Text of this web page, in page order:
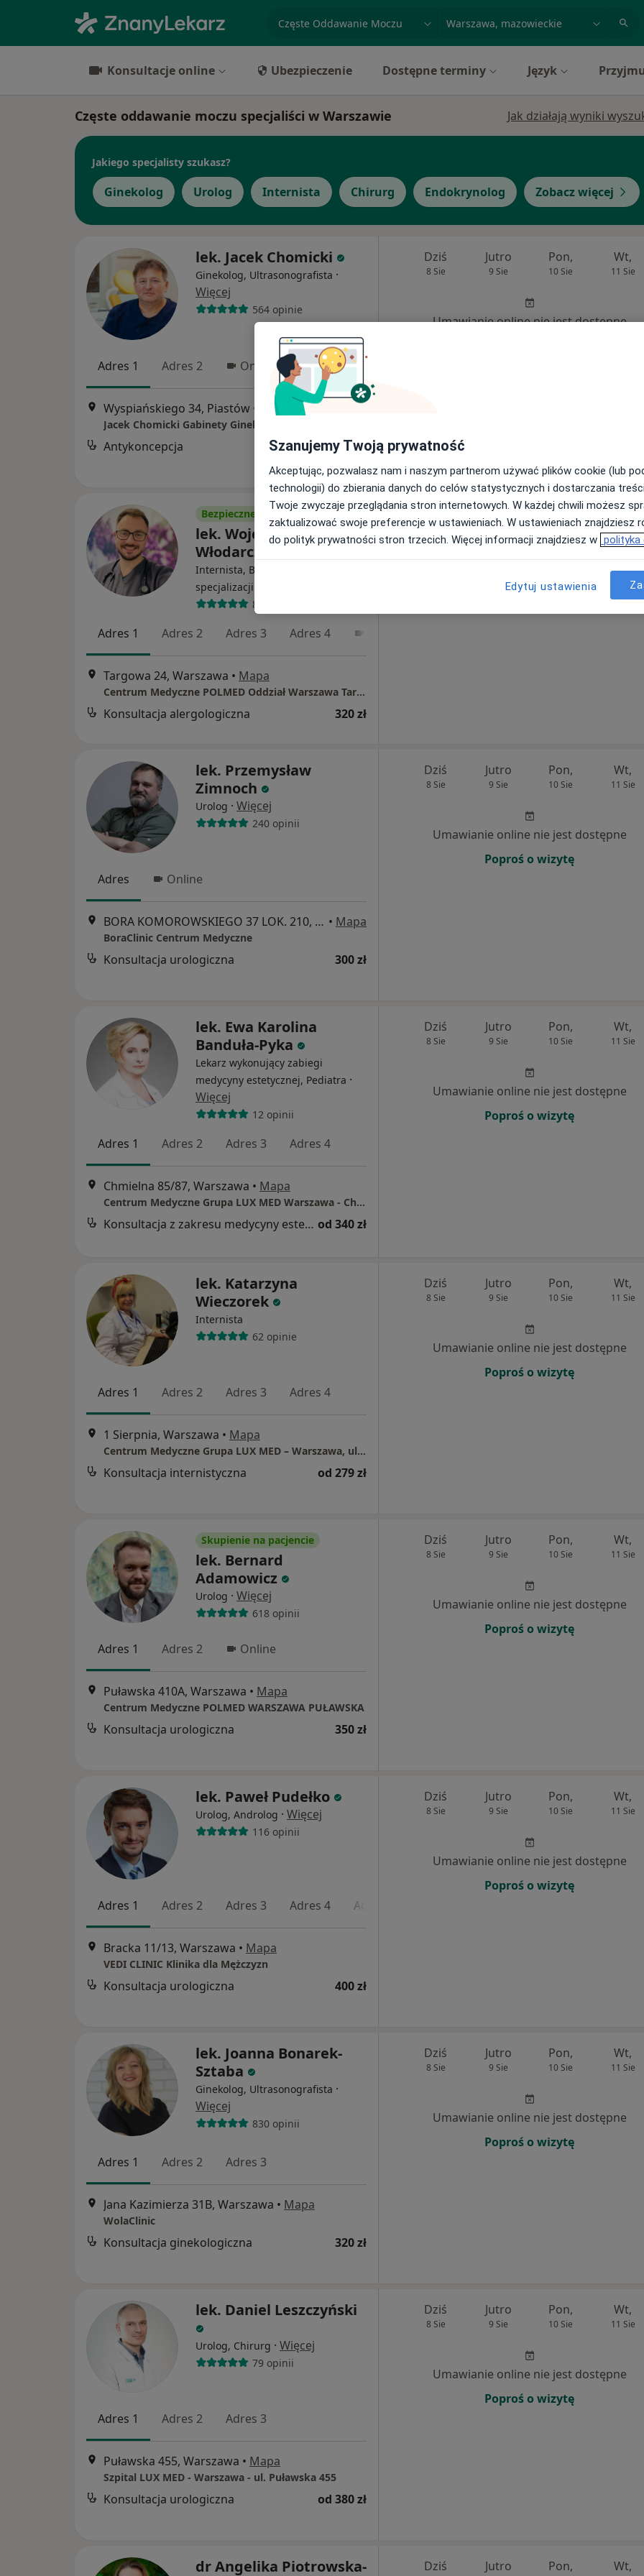
Konsultacje online Ubezpieczenie Dostępne terminy Język
Częste oddawanie moczu specjaliści w Warszawie Jak działają wyniki
Jakiego specjalisty szukasz?
Ginekolog Urolog Internista Chirurg Endokrynolog Zobacz więcej
lek. Jacek Chomicki
Ginekolog, Ultrasonografista ·
Więcej
564 opinie
Adres 1 Adres 2 Online
Wyspiańskiego 34, Piastów • Mapa
Jacek Chomicki Gabinety Ginekologiczne
Antykoncepcja 380 zł
Dziś
8 Sie
Jutro
9 Sie
Pon,
10 Sie
Wt,
11 Sie
Umawianie online nie jest dostępne
Bezpieczne płatności
lek. Wojciech
Włodarczyk
Internista, Bariatra, W trakcie
specjalizacji (Alergolog)
84 opinie
Adres 1 Adres 2 Adres 3 Adres 4
Targowa 24, Warszawa • Mapa
Centrum Medyczne POLMED Oddział Warszawa Targowa
Konsultacja alergologiczna 320 zł
Dziś
8 Sie
Jutro
9 Sie
Pon,
10 Sie
Wt,
11 Sie
lek. Przemysław
Zimnoch
Urolog · Więcej
240 opinii
Adres Online
BORA KOMOROWSKIEGO 37 LOK. 210, Warszawa • Mapa
BoraClinic Centrum Medyczne
Konsultacja urologiczna 300 zł
Dziś
8 Sie
Jutro
9 Sie
Pon,
10 Sie
Wt,
11 Sie
Umawianie online nie jest dostępne
Poproś o wizytę
lek. Ewa Karolina
Banduła-Pyka
Lekarz wykonujący zabiegi
medycyny estetycznej, Pediatra ·
Więcej
12 opinii
Adres 1 Adres 2 Adres 3 Adres 4
Chmielna 85/87, Warszawa • Mapa
Centrum Medyczne Grupa LUX MED Warszawa - Chmielna 85/87
Konsultacja z zakresu medycyny estetycznej od 340 zł
Dziś
8 Sie
Jutro
9 Sie
Pon,
10 Sie
Wt,
11 Sie
Umawianie online nie jest dostępne
Poproś o wizytę
lek. Katarzyna
Wieczorek
Internista
62 opinie
Adres 1 Adres 2 Adres 3 Adres 4
1 Sierpnia, Warszawa • Mapa
Centrum Medyczne Grupa LUX MED – Warszawa, ul. 1-go Sierpnia 8
Konsultacja internistyczna od 279 zł
Dziś
8 Sie
Jutro
9 Sie
Pon,
10 Sie
Wt,
11 Sie
Umawianie online nie jest dostępne
Poproś o wizytę
Skupienie na pacjencie
lek. Bernard
Adamowicz
Urolog · Więcej
618 opinii
Adres 1 Adres 2 Online
Puławska 410A, Warszawa • Mapa
Centrum Medyczne POLMED WARSZAWA PUŁAWSKA
Konsultacja urologiczna 350 zł
Dziś
8 Sie
Jutro
9 Sie
Pon,
10 Sie
Wt,
11 Sie
Umawianie online nie jest dostępne
Poproś o wizytę
lek. Paweł Pudełko
Urolog, Androlog · Więcej
116 opinii
Adres 1 Adres 2 Adres 3 Adres 4 Adres 5
Bracka 11/13, Warszawa • Mapa
VEDI CLINIC Klinika dla Mężczyzn
Konsultacja urologiczna 400 zł
Dziś
8 Sie
Jutro
9 Sie
Pon,
10 Sie
Wt,
11 Sie
Umawianie online nie jest dostępne
Poproś o wizytę
lek. Joanna Bonarek-
Sztaba
Ginekolog, Ultrasonografista ·
Więcej
830 opinii
Adres 1 Adres 2 Adres 3
Jana Kazimierza 31B, Warszawa • Mapa
WolaClinic
Konsultacja ginekologiczna 320 zł
Dziś
8 Sie
Jutro
9 Sie
Pon,
10 Sie
Wt,
11 Sie
Umawianie online nie jest dostępne
Poproś o wizytę
lek. Daniel Leszczyński
Urolog, Chirurg · Więcej
79 opinii
Adres 1 Adres 2 Adres 3
Puławska 455, Warszawa • Mapa
Szpital LUX MED - Warszawa - ul. Puławska 455
Konsultacja urologiczna od 380 zł
Dziś
8 Sie
Jutro
9 Sie
Pon,
10 Sie
Wt,
11 Sie
Umawianie online nie jest dostępne
Poproś o wizytę
dr Angelika Piotrowska-
Dziś Jutro Pon, Wt,
Szanujemy Twoją prywatność
Akceptując, pozwalasz nam i naszym partnerom używać plików cookie (lub
technologii) do zbierania danych do celów statystycznych i dostarczania
Twoje zwyczaje przeglądania stron internetowych. W każdej chwili możesz
zaktualizować swoje preferencje w ustawieniach. W ustawieniach znajdziesz
do polityk prywatności stron trzecich. Więcej informacji znajdziesz w polityka
Edytuj ustawienia